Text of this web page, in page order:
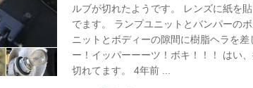
ルブが切れたようです。 レンズに紙を
でます。 ランプユニットとバンパーの
ニットとボディーの隙間に樹脂ヘラを
ー！イッパーーーツ！ボキ！！！ はい
切れてます。 4年前 ...